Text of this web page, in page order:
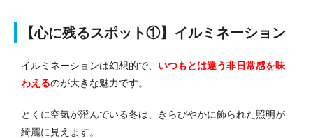
【心に残るスポット①】イルミネーション
イルミネーションは幻想的で、 いつもとは違う非日常感を味
わえるのが大きな魅力です。
とくに空気が澄んでいる冬は、きらびやかに飾られた照明が
綺麗に見えます。